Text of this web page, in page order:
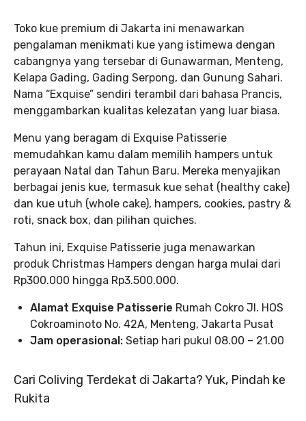
Toko kue premium di Jakarta ini menawarkan
pengalaman menikmati kue yang istimewa dengan
cabangnya yang tersebar di Gunawarman, Menteng,
Kelapa Gading, Gading Serpong, dan Gunung Sahari.
Nama “Exquise” sendiri terambil dari bahasa Prancis,
menggambarkan kualitas kelezatan yang luar biasa.
Menu yang beragam di Exquise Patisserie
memudahkan kamu dalam memilih hampers untuk
perayaan Natal dan Tahun Baru. Mereka menyajikan
berbagai jenis kue, termasuk kue sehat (healthy cake)
dan kue utuh (whole cake), hampers, cookies, pastry &
roti, snack box, dan pilihan quiches.
Tahun ini, Exquise Patisserie juga menawarkan
produk Christmas Hampers dengan harga mulai dari
Rp300.000 hingga Rp3.500.000.
Alamat Exquise Patisserie Rumah Cokro Jl. HOS
Cokroaminoto No. 42A, Menteng, Jakarta Pusat
Jam operasional: Setiap hari pukul 08.00 – 21.00
Cari Coliving Terdekat di Jakarta? Yuk, Pindah ke
Rukita